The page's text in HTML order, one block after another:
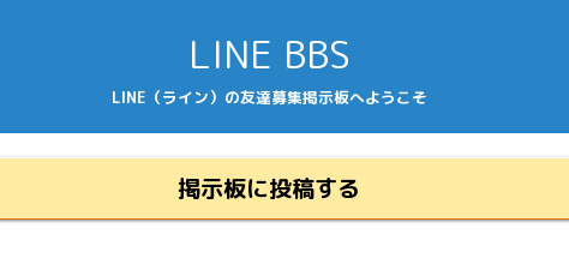
LINE BBS
LINE（ライン）の友達募集掲示板へようこそ
掲示板に投稿する